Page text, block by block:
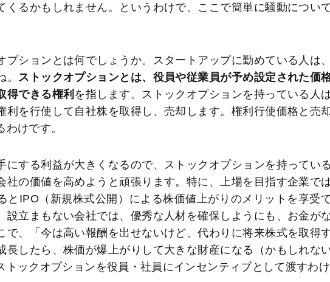
くるかもしれません。というわけで、ここで簡単に騒動につい
プションとは何でしょうか。スタートアップに勤めている人は
ストックオプションとは、役員や従業員が予め設定された価
得できる権利 を指します。ストックオプションを持っている人
利を行使して自社株を取得し、売却します。権利行使価格と売
けです。
する利益が大きくなるので、ストックオプションを持っている
社の価値を高めようと頑張ります。特に、上場を目指す企業で
とIPO（新規株式公開）による株価値上がりのメリットを享受
設立まもない会社では、優秀な人材を確保しようにも、お金が
で、「今は高い報酬を出せないけど、代わりに将来株式を取得
長したら、株価が爆上がりして大きな財産になる（かもしれな
ックオプションを役員・社員にインセンティブとして渡すわけ